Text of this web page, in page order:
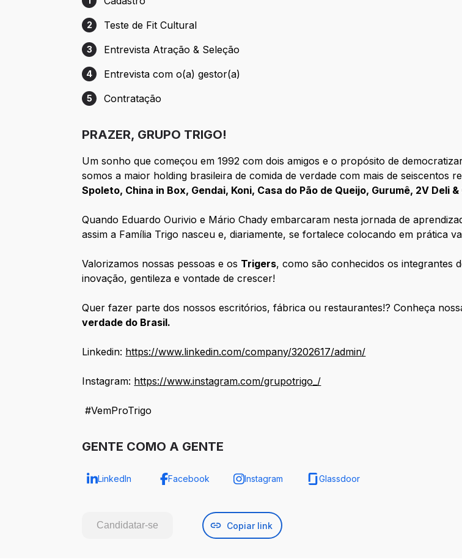
Etapa 1: Cadastro
Etapa 2: Teste de Fit Cultural
2 Teste de Fit Cultural
Etapa 3: Entrevista Atração & Seleção
3 Entrevista Atração & Seleção
Etapa 4: Entrevista com o(a) gestor(a)
4 Entrevista com o(a) gestor(a)
Etapa 5: Contratação
5 Contratação
PRAZER, GRUPO TRIGO!
Um sonho que começou em 1992 com dois amigos e o propósito de
somos a maior holding brasileira de comida de verdade com mais de seiscentos
Spoleto, China in Box, Gendai, Koni, Casa do Pão de Queijo, Gurumê, 2V Deli
Quando Eduardo Ourivio e Mário Chady embarcaram nesta jornada de
assim a Família Trigo nasceu e, diariamente, se fortalece colocando em prática
Valorizamos nossas pessoas e os Trigers, como são conhecidos os integrantes
inovação, gentileza e vontade de crescer!
Quer fazer parte dos nossos escritórios, fábrica ou restaurantes!? Conheça
verdade do Brasil.
Linkedin: https://www.linkedin.com/company/3202617/admin/
Instagram: https://www.instagram.com/grupotrigo_/
#VemProTrigo
GENTE COMO A GENTE
LinkedIn Facebook Instagram Glassdoor
Candidatar-se Copiar link